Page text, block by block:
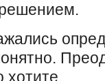
хотите.